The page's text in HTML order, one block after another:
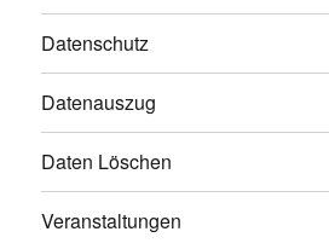
Datenschutz
Datenauszug
Daten Löschen
Veranstaltungen